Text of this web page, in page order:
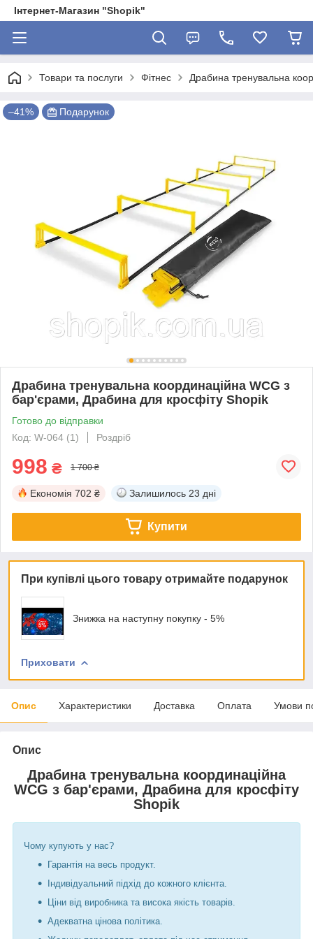
Інтернет-Магазин "Shopik"
Товари та послуги Фітнес Драбина тренувальна
–41% Подарунок
Драбина тренувальна координаційна WCG з
бар'єрами, Драбина для кросфіту Shopik
Готово до відправки
Код: W-064 (1)
Роздріб
998 ₴ 1 700 ₴
Економія 702 ₴ Залишилось 23 дні
Купити
При купівлі цього товару отримайте подарунок
Знижка на наступну покупку - 5%
Приховати
Опис Характеристики Доставка Оплата Умови
Опис
Драбина тренувальна координаційна
WCG з бар'єрами, Драбина для кросфіту
Shopik
Чому купують у нас?
Гарантія на весь продукт.
Індивідуальний підхід до кожного клієнта.
Ціни від виробника та висока якість товарів.
Адекватна цінова політика.